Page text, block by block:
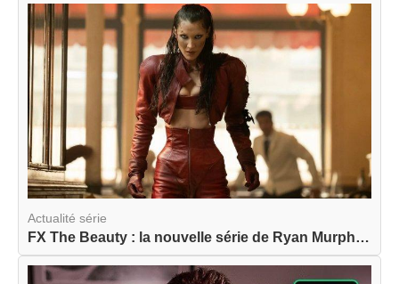
Actualité série
FX The Beauty : la nouvelle série de Ryan Murphy...